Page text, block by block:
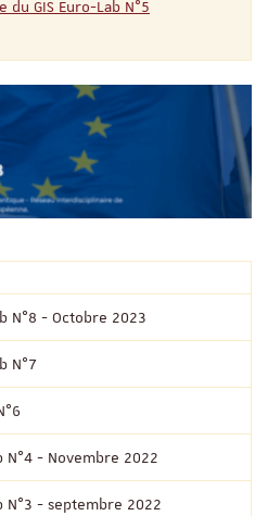
GIS Euro-Lab N°5
N°8 - Octobre 2023
N°7
N°4 - Novembre 2022
N°3 - septembre 2022